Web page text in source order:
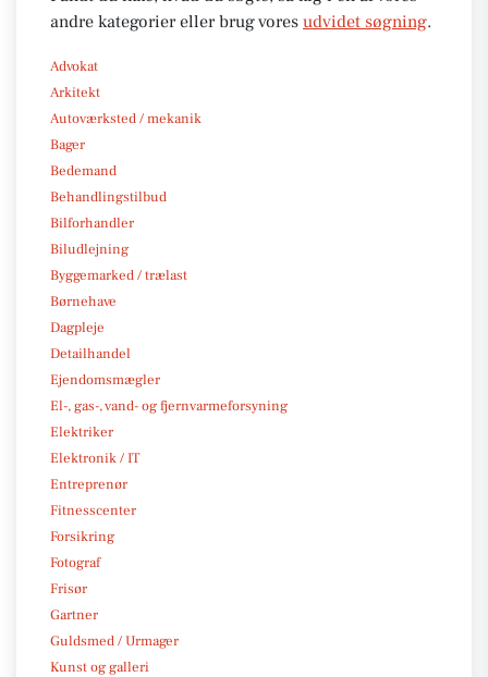
andre kategorier eller brug vores udvidet søgning.
Advokat
Arkitekt
Autoværksted / mekanik
Bager
Bedemand
Behandlingstilbud
Bilforhandler
Biludlejning
Byggemarked / trælast
Børnehave
Dagpleje
Detailhandel
Ejendomsmægler
El-, gas-, vand- og fjernvarmeforsyning
Elektriker
Elektronik / IT
Entreprenør
Fitnesscenter
Forsikring
Fotograf
Frisør
Gartner
Guldsmed / Urmager
Kunst og galleri